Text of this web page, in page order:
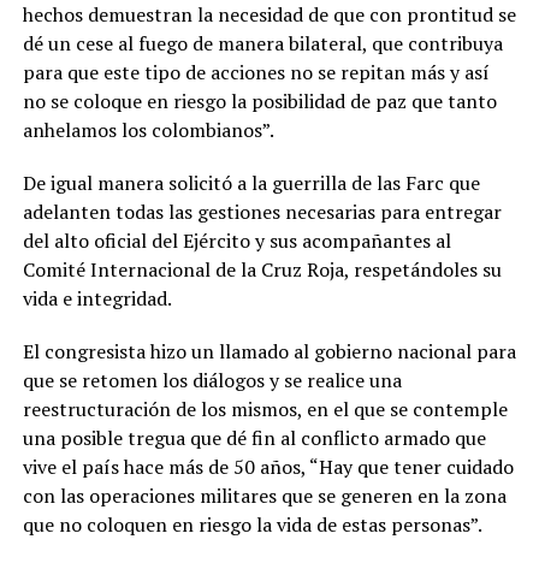
hechos demuestran la necesidad de que con prontitud se
dé un cese al fuego de manera bilateral, que contribuya
para que este tipo de acciones no se repitan más y así
no se coloque en riesgo la posibilidad de paz que tanto
anhelamos los colombianos”.
De igual manera solicitó a la guerrilla de las Farc que
adelanten todas las gestiones necesarias para entregar
del alto oficial del Ejército y sus acompañantes al
Comité Internacional de la Cruz Roja, respetándoles su
vida e integridad.
El congresista hizo un llamado al gobierno nacional para
que se retomen los diálogos y se realice una
reestructuración de los mismos, en el que se contemple
una posible tregua que dé fin al conflicto armado que
vive el país hace más de 50 años, “Hay que tener cuidado
con las operaciones militares que se generen en la zona
que no coloquen en riesgo la vida de estas personas”.